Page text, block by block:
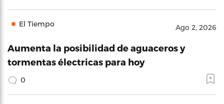
El Tiempo Ago 2, 2026
Aumenta la posibilidad de aguaceros y
tormentas électricas para hoy
0